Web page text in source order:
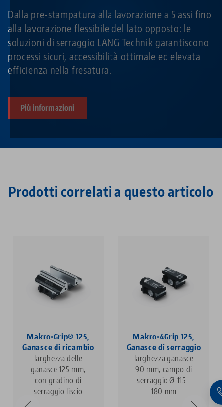
Dalla pre-stampatura alla lavorazione a 5 assi fino
alla lavorazione flessibile del lato opposto: le
soluzioni di serraggio LANG Technik garantiscono
processi sicuri, accessibilità ottimale ed elevata
efficienza nella fresatura.
Più informazioni
Prodotti correlati a questo articolo
Makro•Grip® 125,
Ganasce di ricambio
larghezza delle
ganasce 125 mm,
con gradino di
serraggio liscio
Makro•4Grip 125,
Ganasce di serraggio
larghezza ganasce
90 mm, campo di
serraggio Ø 115 -
180 mm